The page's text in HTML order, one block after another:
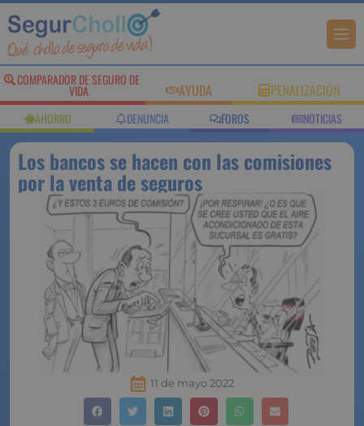
COMPARADOR DE SEGURO DE
VIDA AYUDA PENALIZACIÓN
AHORRO DENUNCIA FOROS NOTICIAS
Los bancos se hacen con las comisiones
por la venta de seguros
11 de mayo 2022